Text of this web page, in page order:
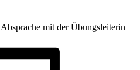
mit der Übungsleiterin